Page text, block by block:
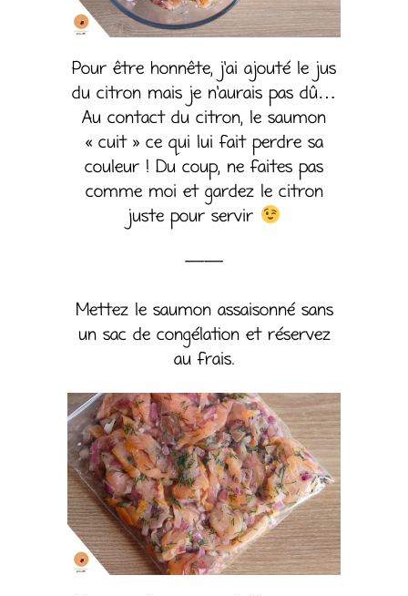
Pour être honnête, j’ai ajouté le jus
du citron mais je n’aurais pas dû…
Au contact du citron, le saumon
« cuit » ce qui lui fait perdre sa
couleur ! Du coup, ne faites pas
comme moi et gardez le citron
juste pour servir
——
Mettez le saumon assaisonné sans
un sac de congélation et réservez
au frais.